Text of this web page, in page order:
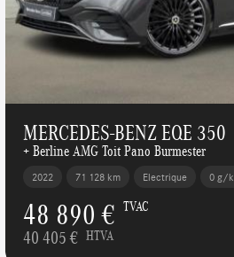
MERCEDES-BENZ EQE 350
+ Berline AMG Toit Pano Burmester
2022 71 128 km Electrique 0 g/
48 890 € TVAC
40 405 € HTVA